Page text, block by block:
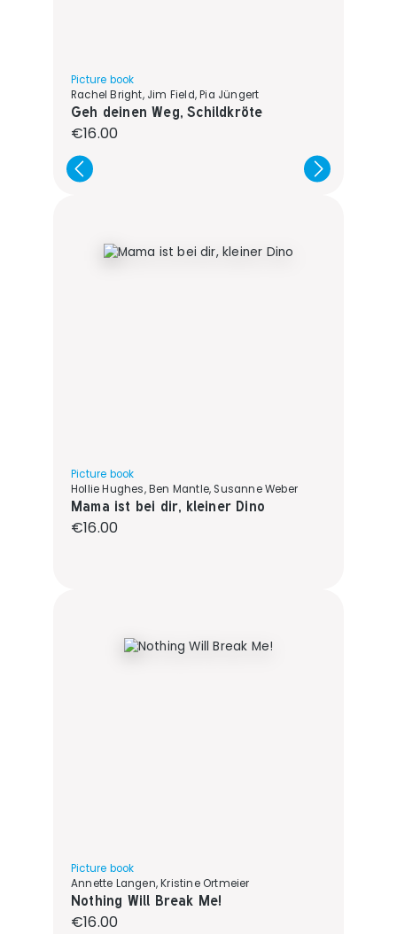
Picture book
Rachel Bright, Jim Field, Pia Jüngert
Geh deinen Weg, Schildkröte
Regular price:
€16.00
Picture book
Hollie Hughes, Ben Mantle, Susanne Weber
Mama ist bei dir, kleiner Dino
Regular price:
€16.00
Picture book
Annette Langen, Kristine Ortmeier
Nothing Will Break Me!
Regular price:
€16.00